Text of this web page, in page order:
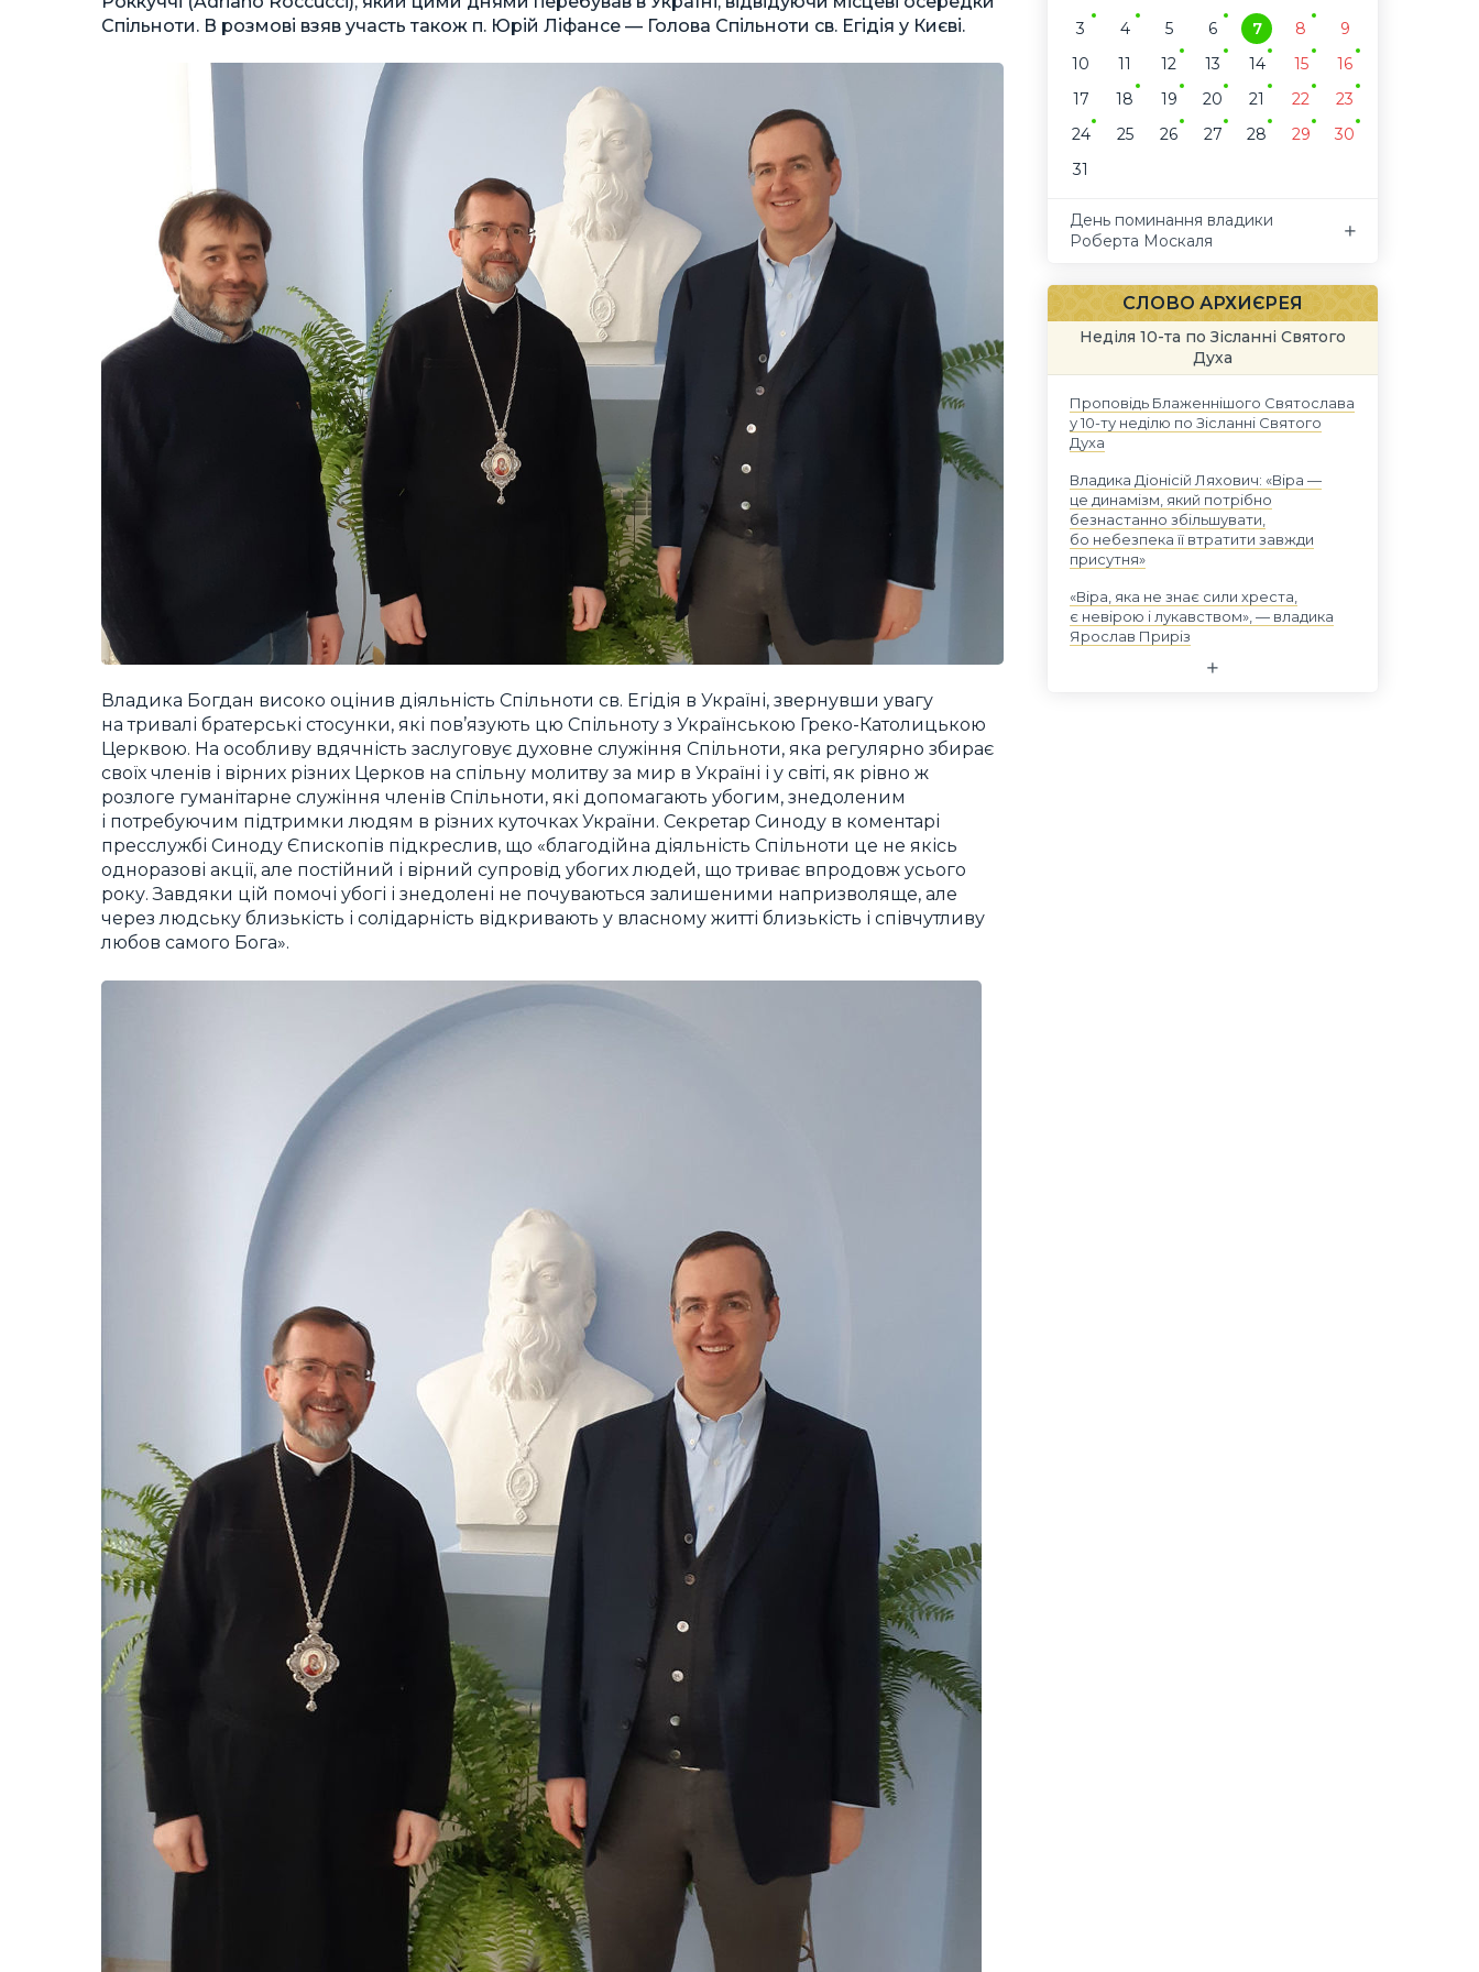
Спільноти. В розмові взяв участь також п. Юрій Ліфансе — Голова Спільноти св. Егідія у Києві.
Владика Богдан високо оцінив діяльність Спільноти св. Егідія в Україні, звернувши увагу
на тривалі братерські стосунки, які пов’язують цю Спільноту з Українською Греко-Католицькою
Церквою. На особливу вдячність заслуговує духовне служіння Спільноти, яка регулярно збирає
своїх членів і вірних різних Церков на спільну молитву за мир в Україні і у світі, як рівно ж
розлоге гуманітарне служіння членів Спільноти, які допомагають убогим, знедоленим
і потребуючим підтримки людям в різних куточках України. Секретар Синоду в коментарі
пресслужбі Синоду Єпископів підкреслив, що «благодійна діяльність Спільноти це не якісь
одноразові акції, але постійний і вірний супровід убогих людей, що триває впродовж усього
року. Завдяки цій помочі убогі і знедолені не почуваються залишеними напризволяще, але
через людську близькість і солідарність відкривають у власному житті близькість і співчутливу
любов самого Бога».
3
4 5 6 7 8
9
10
11 12 13 14 15
16
17
18 19 20 21 22
23
24
25 26 27 28 29
30
31
День поминання владики
Роберта Москаля
СЛОВО АРХИЄРЕЯ
Неділя 10-та по Зісланні Святого
Духа
Проповідь Блаженнішого Святослава
у 10-ту неділю по Зісланні Святого
Духа
Владика Діонісій Ляхович: «Віра —
це динамізм, який потрібно
безнастанно збільшувати,
бо небезпека її втратити завжди
присутня»
«Віра, яка не знає сили хреста,
є невірою і лукавством», — владика
Ярослав Приріз